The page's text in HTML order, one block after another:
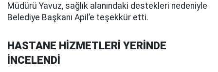
Müdürü Yavuz, sağlık alanındaki destekleri nedeniyle
Belediye Başkanı Apil’e teşekkür etti.
HASTANE HİZMETLERİ YERİNDE
İNCELENDİ